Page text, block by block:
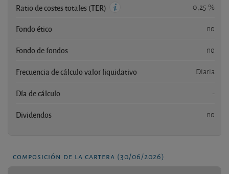
Ratio de costes totales (TER) 0,25 %
Fondo ético no
Fondo de fondos no
Frecuencia de cálculo valor liquidativo Diaria
Día de cálculo -
Dividendos no
composición de la cartera (30/06/2026)